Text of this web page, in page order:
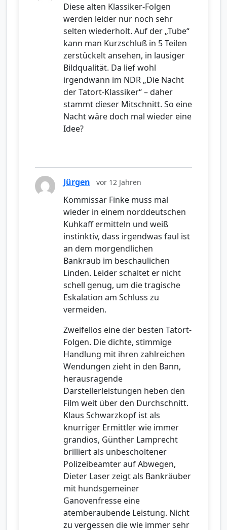
Diese alten Klassiker-Folgen
werden leider nur noch sehr
selten wiederholt. Auf der „Tube“
kann man Kurzschluß in 5 Teilen
zerstückelt ansehen, in lausiger
Bildqualität. Da lief wohl
irgendwann im NDR „Die Nacht
der Tatort-Klassiker“ – daher
stammt dieser Mitschnitt. So eine
Nacht wäre doch mal wieder eine
Idee?
Jürgen vor 12 Jahren
Kommissar Finke muss mal
wieder in einem norddeutschen
Kuhkaff ermitteln und weiß
instinktiv, dass irgendwas faul ist
an dem morgendlichen
Bankraub im beschaulichen
Linden. Leider schaltet er nicht
schell genug, um die tragische
Eskalation am Schluss zu
vermeiden.
Zweifellos eine der besten Tatort-
Folgen. Die dichte, stimmige
Handlung mit ihren zahlreichen
Wendungen zieht in den Bann,
herausragende
Darstellerleistungen heben den
Film weit über den Durchschnitt.
Klaus Schwarzkopf ist als
knurriger Ermittler wie immer
grandios, Günther Lamprecht
brilliert als unbescholtener
Polizeibeamter auf Abwegen,
Dieter Laser zeigt als Bankräuber
mit hundsgemeiner
Ganovenfresse eine
atemberaubende Leistung. Nicht
zu vergessen die wie immer sehr